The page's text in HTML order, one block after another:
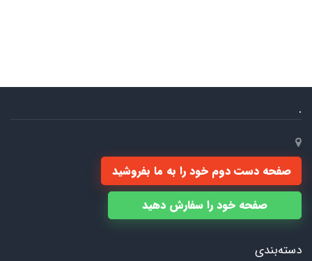
.
صفحه دست دوم خود را به ما بفروشید
صفحه خود را سفارش دهید
دسته‌بندی